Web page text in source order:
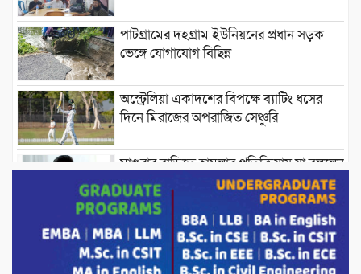
পাটগ্রামের দহগ্রাম ইউনিয়নের প্রধান সড়ক
ভেঙ্গে যোগাযোগ বিছিন্ন
অস্ট্রেলিয়া একাদশের বিপক্ষে ব্যাটিং ধসের
দিনে মিরাজের অপরাজিত সেঞ্চুরি
মাগুরার বাড়িতে হামলার প্রতিক্রিয়ায় যা বললেন
সাকিব।
দেশীয় পাঁচ প্রজাতির ছোট মাছে উদ্বেগজনক
মাত্রায় মাইক্রোপ্লাস্টিকের উপস্থিতি শনাক্ত ।